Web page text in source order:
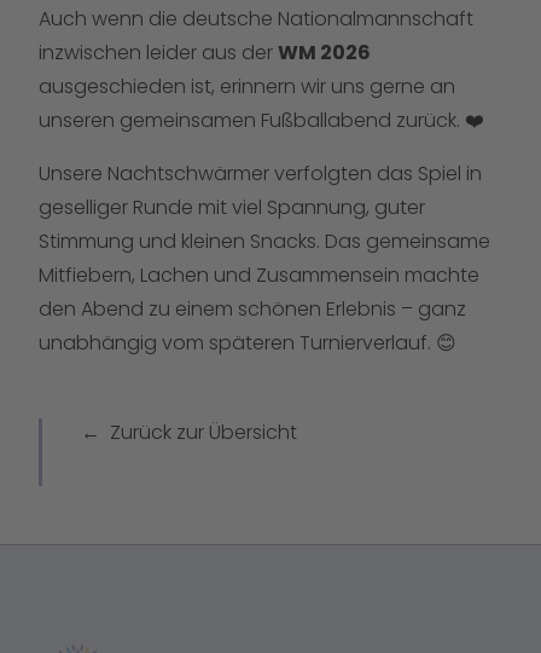
Auch wenn die deutsche Nationalmannschaft
inzwischen leider aus derWM 2026
ausgeschieden ist, erinnern wir uns gerne an
unseren gemeinsamen Fußballabend zurück. ❤️
Unsere Nachtschwärmer verfolgten das Spiel in
geselliger Runde mit viel Spannung, guter
Stimmung und kleinen Snacks. Das gemeinsame
Mitfiebern, Lachen und Zusammensein machte
den Abend zu einem schönen Erlebnis – ganz
unabhängig vom späteren Turnierverlauf. 😊
Zurück zur Übersicht